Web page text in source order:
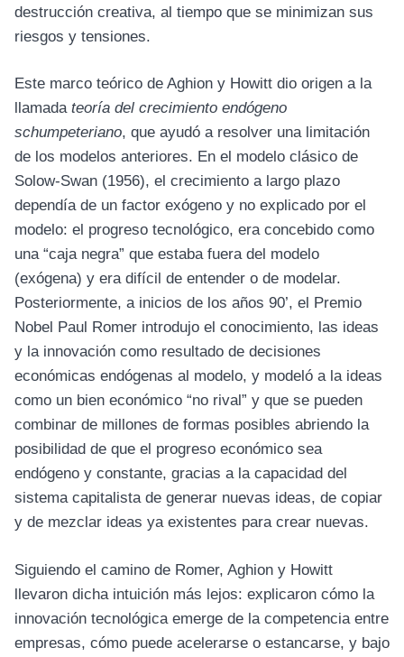
destrucción creativa, al tiempo que se minimizan sus
riesgos y tensiones.
Este marco teórico de Aghion y Howitt dio origen a la
llamada teoría del crecimiento endógeno
schumpeteriano, que ayudó a resolver una limitación
de los modelos anteriores. En el modelo clásico de
Solow-Swan (1956), el crecimiento a largo plazo
dependía de un factor exógeno y no explicado por el
modelo: el progreso tecnológico, era concebido como
una “caja negra” que estaba fuera del modelo
(exógena) y era difícil de entender o de modelar.
Posteriormente, a inicios de los años 90’, el Premio
Nobel Paul Romer introdujo el conocimiento, las ideas
y la innovación como resultado de decisiones
económicas endógenas al modelo, y modeló a la ideas
como un bien económico “no rival” y que se pueden
combinar de millones de formas posibles abriendo la
posibilidad de que el progreso económico sea
endógeno y constante, gracias a la capacidad del
sistema capitalista de generar nuevas ideas, de copiar
y de mezclar ideas ya existentes para crear nuevas.
Siguiendo el camino de Romer, Aghion y Howitt
llevaron dicha intuición más lejos: explicaron cómo la
innovación tecnológica emerge de la competencia entre
empresas, cómo puede acelerarse o estancarse, y bajo